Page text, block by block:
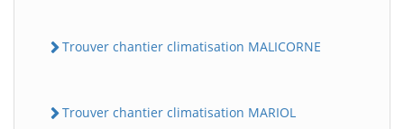
Trouver chantier climatisation MALICORNE
Trouver chantier climatisation MARIOL